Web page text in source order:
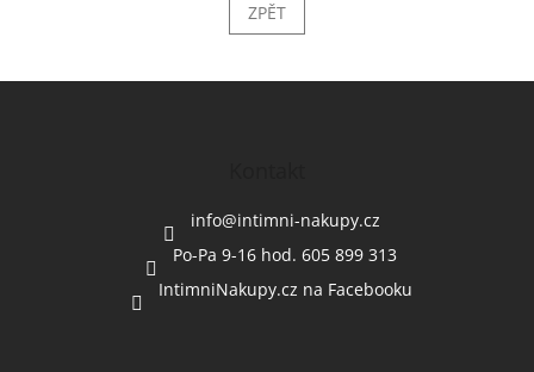
ZPĚT
info@intimni-nakupy.cz
Po-Pa 9-16 hod. 605 899 313
IntimniNakupy.cz na Facebooku